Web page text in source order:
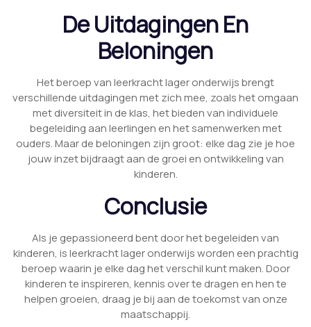
De Uitdagingen En
Beloningen
Het beroep van leerkracht lager onderwijs brengt
verschillende uitdagingen met zich mee, zoals het omgaan
met diversiteit in de klas, het bieden van individuele
begeleiding aan leerlingen en het samenwerken met
ouders. Maar de beloningen zijn groot: elke dag zie je hoe
jouw inzet bijdraagt aan de groei en ontwikkeling van
kinderen.
Conclusie
Als je gepassioneerd bent door het begeleiden van
kinderen, is leerkracht lager onderwijs worden een prachtig
beroep waarin je elke dag het verschil kunt maken. Door
kinderen te inspireren, kennis over te dragen en hen te
helpen groeien, draag je bij aan de toekomst van onze
maatschappij.